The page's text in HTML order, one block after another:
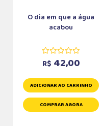
O dia em que a água
acabou
R$ 42,00
ADICIONAR AO CARRINHO
COMPRAR AGORA